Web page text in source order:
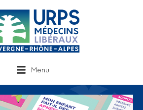
Menu